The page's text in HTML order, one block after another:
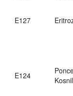
E127
E124